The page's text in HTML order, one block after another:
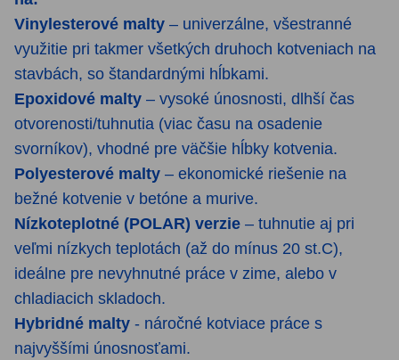
Vinylesterové malty – univerzálne, všestranné
využitie pri takmer všetkých druhoch kotveniach na
stavbách, so štandardnými hĺbkami.
Epoxidové malty – vysoké únosnosti, dlhší čas
otvorenosti/tuhnutia (viac času na osadenie
svorníkov), vhodné pre väčšie hĺbky kotvenia.
Polyesterové malty – ekonomické riešenie na
bežné kotvenie v betóne a murive.
Nízkoteplotné (POLAR) verzie – tuhnutie aj pri
veľmi nízkych teplotách (až do mínus 20 st.C),
ideálne pre nevyhnutné práce v zime, alebo v
chladiacich skladoch.
Hybridné malty - náročné kotviace práce s
najvyššími únosnosťami.